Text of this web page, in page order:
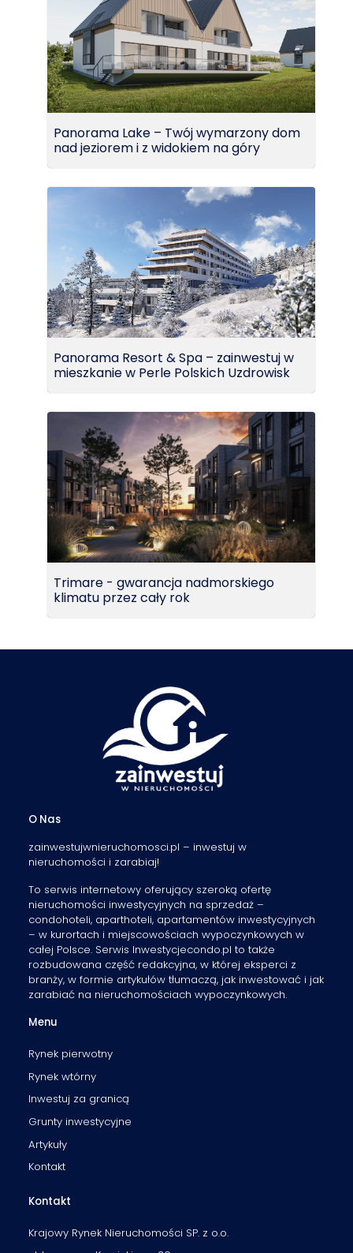
Panorama Lake – Twój wymarzony dom
nad jeziorem i z widokiem na góry
Panorama Resort & Spa – zainwestuj w
mieszkanie w Perle Polskich Uzdrowisk
Trimare - gwarancja nadmorskiego
klimatu przez cały rok
O Nas
zainwestujwnieruchomosci.pl – inwestuj w
nieruchomości i zarabiaj!
To serwis internetowy oferujący szeroką ofertę
nieruchomości inwestycyjnych na sprzedaż –
condohoteli, aparthoteli, apartamentów inwestycyjnych
– w kurortach i miejscowościach wypoczynkowych w
całej Polsce. Serwis Inwestycjecondo.pl to także
rozbudowana część redakcyjna, w której eksperci z
branży, w formie artykułów tłumaczą, jak inwestować i jak
zarabiać na nieruchomościach wypoczynkowych.
Menu
Rynek pierwotny
Rynek wtórny
Inwestuj za granicą
Grunty inwestycyjne
Artykuły
Kontakt
Kontakt
Krajowy Rynek Nieruchomości SP. z o.o.